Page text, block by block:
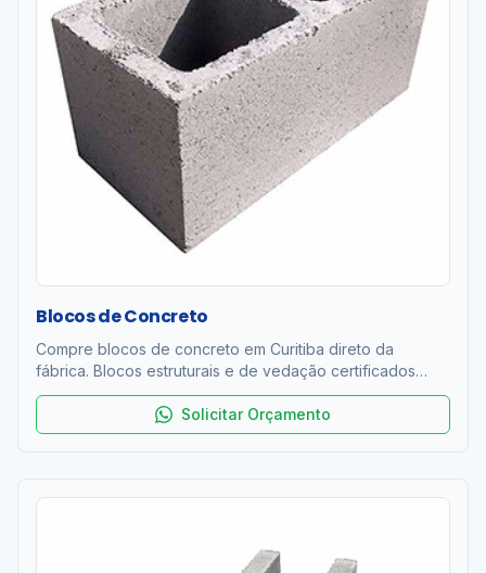
Blocos de Concreto
Compre blocos de concreto em Curitiba direto da
fábrica. Blocos estruturais e de vedação certificados
ABNT NBR 6136. Resistência 4 a 12 MPa. Entrega rápida
na RMC. Orçamento grátis!Solicitar Orçamento